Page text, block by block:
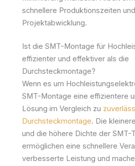
schnellere Produktionszeiten
Projektabwicklung.
Ist die SMT-Montage für
effizienter und effektiver als die
Durchsteckmontage?
Wenn es um
SMT-Montage eine effizientere
Lösung im Vergleich zu
Durchsteckmontage. Die
und die höhere Dichte der SMT-
ermöglichen eine schnellere
verbesserte Leistung und